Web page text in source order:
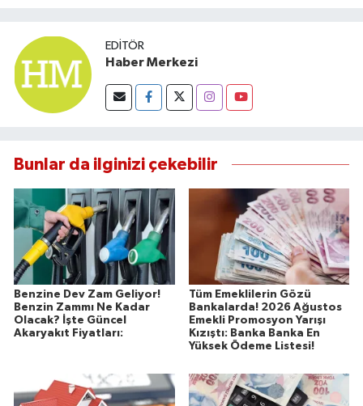
EDITÖR
Haber Merkezi
Bunlar da ilginizi çekebilir
Benzine Dev Zam Geliyor!
Benzin Zammı Ne Kadar
Olacak? İşte Güncel
Akaryakıt Fiyatları:
Tüm Emeklilerin Gözü
Bankalarda! 2026 Ağustos
Emekli Promosyon Yarışı
Kızıştı: Banka Banka En
Yüksek Ödeme Listesi!